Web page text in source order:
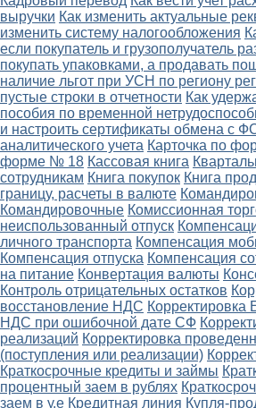
выручки Как изменить актуальные
изменить систему налогообложения
если покупатель и грузополучатель
покупать упаковками, а продавать
наличие льгот при УСН по региону
пустые строки в отчетности Как
пособия по временной
и настроить сертификаты обмена с
аналитического учета Карточка по
форме № 18 Кассовая книга
сотрудникам Книга покупок Книга
границу, расчеты в валюте
Командировочные Комиссионная
неиспользованный отпуск
личного транспорта Компенсация
Компенсация отпуска Компенсация
на питание Конвертация валюты
Контроль отрицательных остатков
восстановление НДС Корректировка
НДС при ошибочной дате СФ
реализаций Корректировка
(поступления или реализации)
Краткосрочные кредиты и займы
процентный заем в рублях
заем в у.е Кредитная линия Купля-